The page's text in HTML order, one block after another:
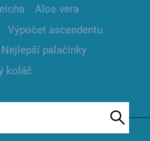
Aloe vera
Výpočet ascendentu
Nejlepší palačinky
koláč